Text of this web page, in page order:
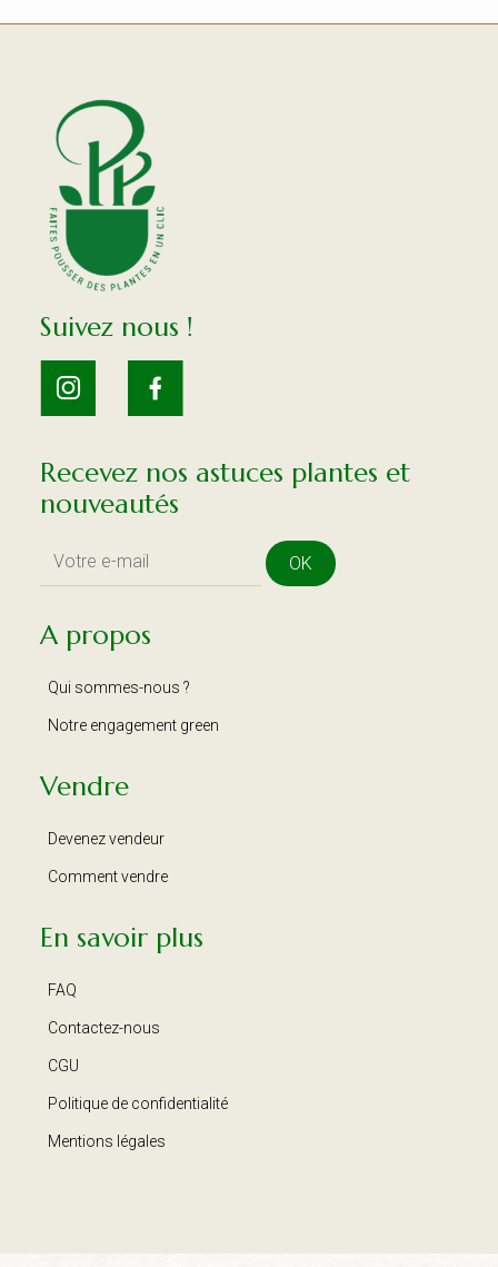
Suivez nous !
Recevez nos astuces plantes et
nouveautés
OK
A propos
Qui sommes-nous ?
Notre engagement green
Vendre
Devenez vendeur
Comment vendre
En savoir plus
FAQ
Contactez-nous
CGU
Politique de confidentialité
Mentions légales